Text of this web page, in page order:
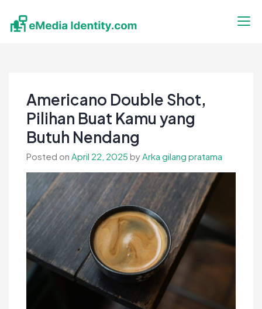
content
Americano Double Shot,
Pilihan Buat Kamu yang
Butuh Nendang
Posted on April 22, 2025 byArka gilang pratama